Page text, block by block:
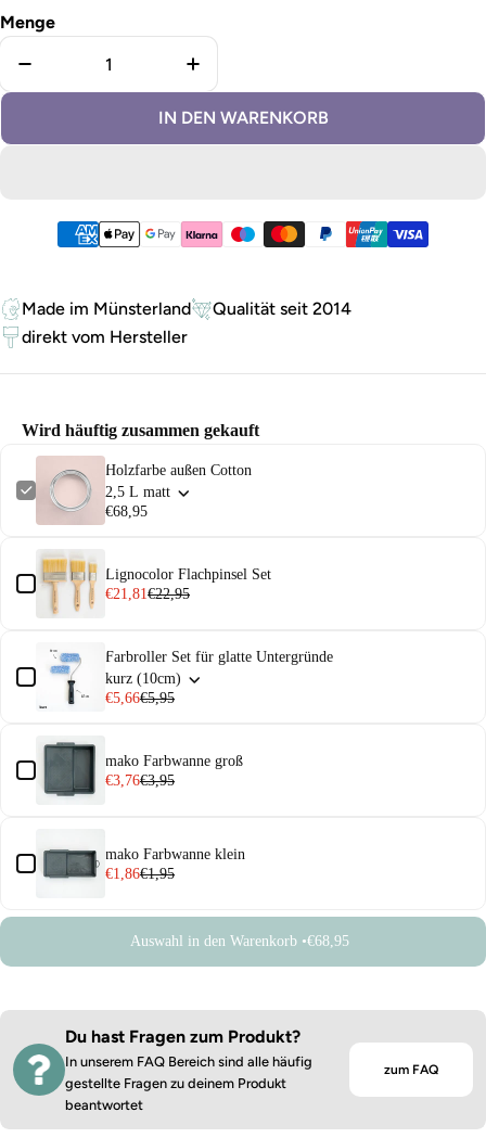
Menge
Menge für Holzfarbe außen Cotton verringern
Menge für Holzfarbe außen
IN DEN WARENKORB
Zahlungsmethoden
Made im Münsterland
Qualität seit 2014
direkt vom Hersteller
Wird häuftig zusammen gekauft
Holzfarbe außen Cotton
2,5 L matt
€68,95
Lignocolor Flachpinsel Set
€21,81€22,95
Farbroller Set für glatte Untergründe
kurz (10cm)
€5,66€5,95
mako Farbwanne groß
€3,76€3,95
mako Farbwanne klein
€1,86€1,95
Auswahl in den Warenkorb •€68,95
Du hast Fragen zum Produkt?
In unserem FAQ Bereich sind alle häufig
gestellte Fragen zu deinem Produkt
beantwortet
zum FAQ